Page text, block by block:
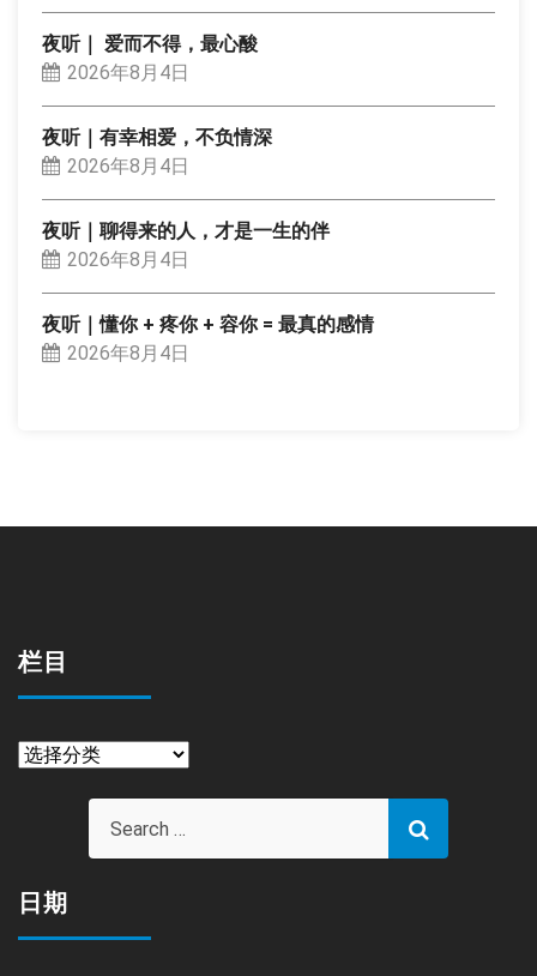
夜听｜ 爱而不得，最心酸
2026年8月4日
夜听｜有幸相爱，不负情深
2026年8月4日
夜听｜聊得来的人，才是一生的伴
2026年8月4日
夜听｜懂你 + 疼你 + 容你 = 最真的感情
2026年8月4日
栏目
栏
日期